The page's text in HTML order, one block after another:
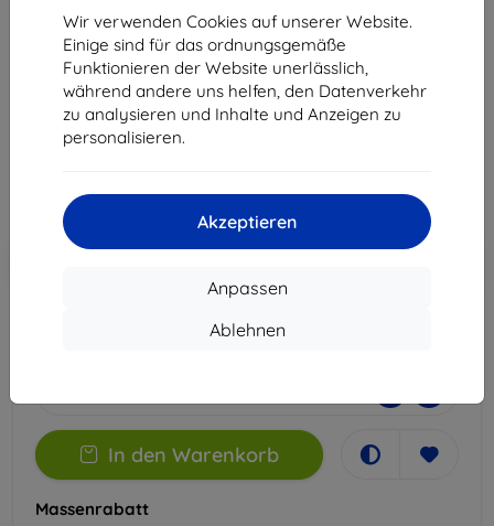
Wir verwenden Cookies auf unserer Website.
Einige sind für das ordnungsgemäße
Funktionieren der Website unerlässlich,
während andere uns helfen, den Datenverkehr
zu analysieren und Inhalte und Anzeigen zu
personalisieren.
Akzeptieren
Anpassen
Ablehnen
3MK StratCore700 mehrschichtiger Schutzfilm für
Apple iPhone 11
Geeignet für: Apple iPhone 11
22,90 €
20,61 €
ohne MWSt17,32 €
Rabatt mit Gutschein
In den
In den Warenkorb
Massenrabatt